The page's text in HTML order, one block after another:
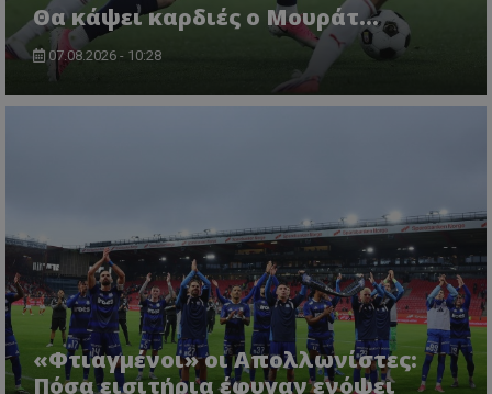
Θα κάψει καρδιές ο Μουράτ…
07.08.2026 - 10:28
«Φτιαγμένοι» οι Απολλωνίστες:
Πόσα εισιτήρια έφυγαν ενόψει